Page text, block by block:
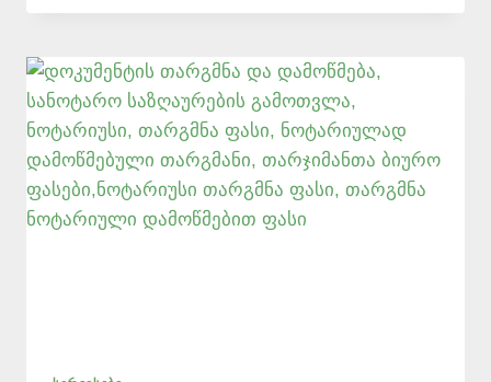
ᲗᲑᲘᲚᲘᲡᲨᲘ
546
577